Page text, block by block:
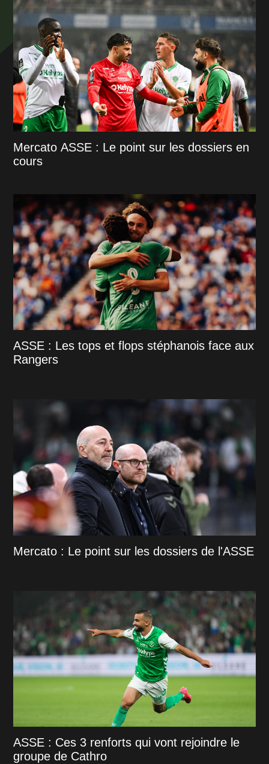
Mercato ASSE : Le point sur les dossiers en
cours
ASSE : Les tops et flops stéphanois face aux
Rangers
Mercato : Le point sur les dossiers de l'ASSE
ASSE : Ces 3 renforts qui vont rejoindre le
groupe de Cathro